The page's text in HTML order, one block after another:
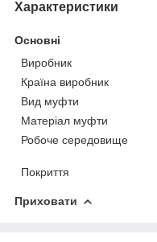
Характеристики
Основні
Виробник
Країна виробник
Вид муфти
Матеріал муфти
Робоче середовище
Покриття
Приховати